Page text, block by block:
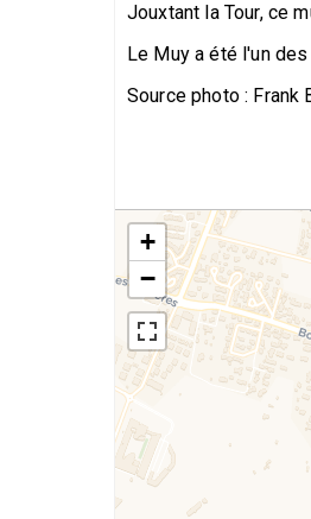
Jouxtant la Tour, ce
Le Muy a été l'un
Source photo : Frank
+
−